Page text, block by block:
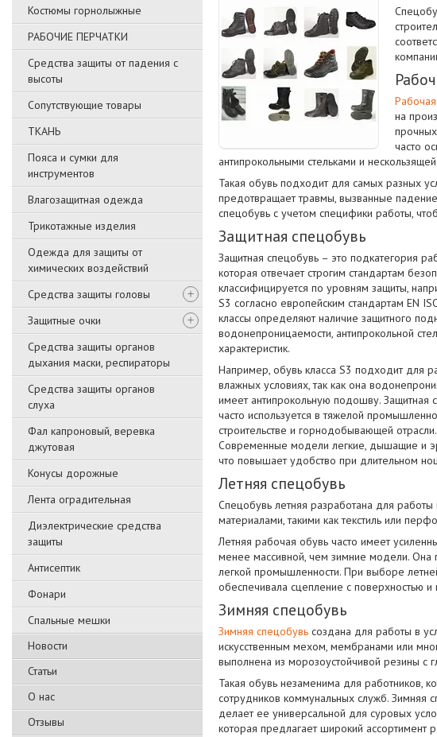
Костюмы горнолыжные
РАБОЧИЕ ПЕРЧАТКИ
Средства защиты от падения с
высоты
Сопутствующие товары
ТКАНЬ
Пояса и сумки для
инструментов
Влагозащитная одежда
Трикотажные изделия
Одежда для защиты от
химических воздействий
Средства защиты головы
Защитные очки
Средства защиты органов
дыхания маски, респираторы
Средства защиты органов
слуха
Фал капроновый, веревка
джутовая
Конусы дорожные
Лента оградительная
Диэлектрические средства
защиты
Антисептик
Фонари
Спальные мешки
Новости
Статьи
О нас
Отзывы
на
часто
антипрокольными стельками и
Такая обувь подходит для самых разных
предотвращает травмы, вызванные
спецобувь с учетом специфики работы,
Защитная спецобувь
Защитная спецобувь – это подкатегория
которая отвечает строгим стандартам
классифицируется по уровням защиты,
S3 согласно европейским стандартам EN
классы определяют наличие защитного
водонепроницаемости, антипрокольной
характеристик.
Например, обувь класса S3 подходит для
влажных условиях, так как она
имеет антипрокольную подошву. Защитная
часто используется в тяжелой
строительстве и горнодобывающей отрасли.
Современные модели легкие, дышащие и
что повышает удобство при длительном
Летняя спецобувь
Спецобувь летняя разработана для
материалами, такими как текстиль или
Летняя рабочая обувь часто имеет
менее массивной, чем зимние модели. Она
легкой промышленности. При выборе
обеспечивала сцепление с поверхностью и
Зимняя спецобувь
Зимняя спецобувь создана для работы в
искусственным мехом, мембранами или
выполнена из морозоустойчивой резины с
Такая обувь незаменима для работников,
сотрудников коммунальных служб. Зимняя
делает ее универсальной для суровых
которая предлагает широкий ассортимент